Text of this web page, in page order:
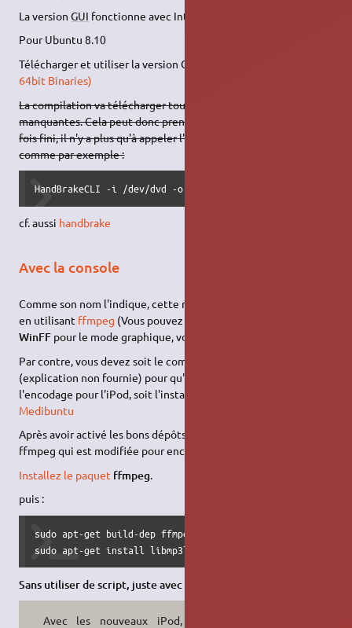
La versionGUI fonctionne avec Intrepid (8.10)
Pour Ubuntu 8.10
Télécharger et utiliser la version GTK :
64bit Binaries)
La compilation va télécharger toutes les dépendances
manquantes. Cela peut donc prendre un certain temps. Une
fois fini, il n'y a plus qu'à appeler l'outil en ligne de commande
comme par exemple :
HandBrakeCLI -i /dev/dvd -o MonFilm.mp4 --preset="iPod
cf. aussi handbrake
Avec la console
Comme son nom l'indique, cette méthode passe par la console
en utilisant ffmpeg (Vous pouvez aussi directement utiliser
WinFF pour le mode graphique, voir page
Par contre, vous devez soit le compiler à partir des sources
(explication non fournie) pour qu'il prenne en charge
l'encodage pour l'iPod, soit l'installer depuis les
Medibuntu
Après avoir activé les bons dépôts, installez la version de
ffmpeg qui est modifiée pour encoder en h264 et mpeg4.
Installez le paquet ffmpeg.
puis :
sudo apt-get build-dep ffmpeg
sudo apt-get install libmp3lame-dev libfaad-dev libfaac-
Sans utiliser de script, juste avec ffmpeg
Avec les nouveaux iPod, il faut